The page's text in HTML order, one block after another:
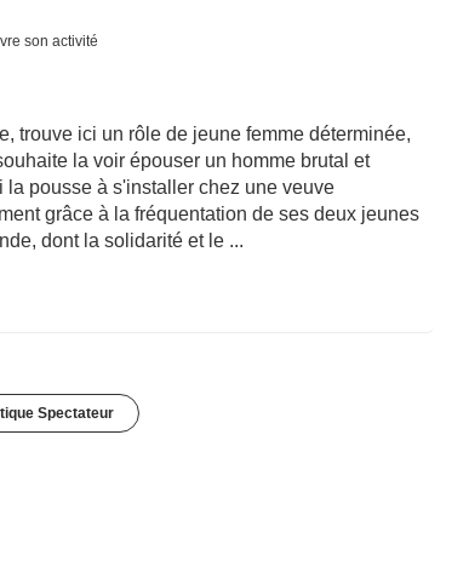
son activité
trouve ici un rôle de jeune femme déterminée,
la voir épouser un homme brutal et
pousse à s'installer chez une veuve
grâce à la fréquentation de ses deux jeunes
dont la solidarité et le ...
Spectateur